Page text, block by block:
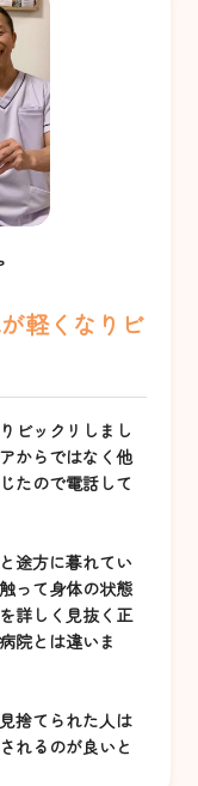
軽くなりビ
ビックリしまし
からではなく他
たので電話して
途方に暮れてい
って身体の状態
詳しく見抜く正
院とは違いま
捨てられた人は
れるのが良いと